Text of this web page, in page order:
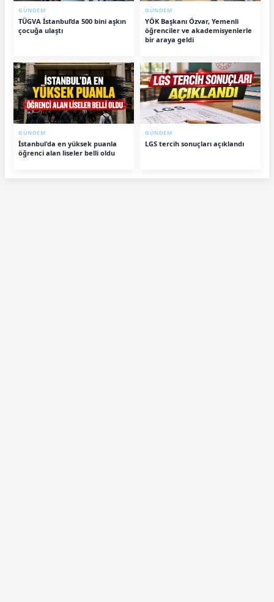
GÜNDEM
TÜGVA İstanbul’da 500 bini aşkın
çocuğa ulaştı
GÜNDEM
YÖK Başkanı Özvar, Yemenli
öğrenciler ve akademisyenlerle
bir araya geldi
GÜNDEM
İstanbul'da en yüksek puanla
öğrenci alan liseler belli oldu
GÜNDEM
LGS tercih sonuçları açıklandı